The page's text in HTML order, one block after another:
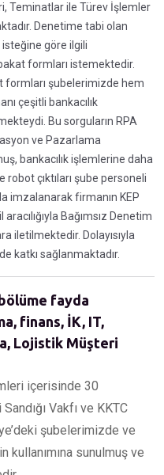
Teminatlar ile Türev İşlemler
Denetime tabi olan
isteğine göre ilgili
formları istemektedir.
formları şubelerimizde hem
çeşitli bankacılık
Bu sorguların RPA
ve Pazarlama
bankacılık işlemlerine daha
çıktıları şube personeli
imzalanarak firmanın KEP
Bağımsız Denetim
iletilmektedir. Dolayısıyla
katkı sağlanmaktadır.
fayda
finans, İK, IT,
Lojistik Müşteri
içerisinde 30
Vakfı ve KKTC
şubelerimizde ve
kullanımına sunulmuş ve